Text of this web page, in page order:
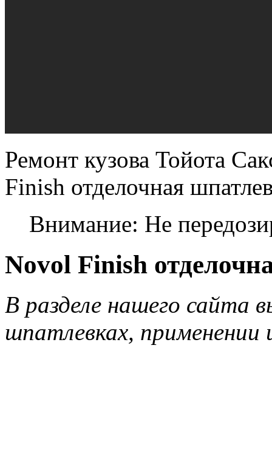
Ремонт кузова Тойота
Finish отделочная
Внимание: Не
Novol Finish
В разделе нашего сайта
шпатлевках, применении